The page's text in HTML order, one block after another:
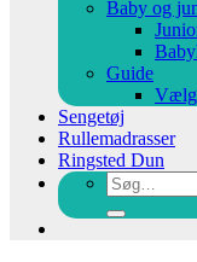
Baby og
Guide
Vælg
Sengetøj
Rullemadrasser
Ringsted Dun
Søg
efter: